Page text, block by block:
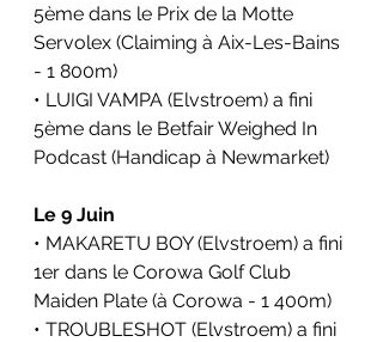
5ème dans le Prix de la Motte
Servolex (Claiming à Aix-Les-Bains
- 1 800m)
• LUIGI VAMPA (Elvstroem) a fini
5ème dans le Betfair Weighed In
Podcast (Handicap à Newmarket)
Le 9 Juin
• MAKARETU BOY (Elvstroem) a fini
1er dans le Corowa Golf Club
Maiden Plate (à Corowa - 1 400m)
• TROUBLESHOT (Elvstroem) a fini